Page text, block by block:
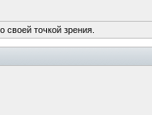
своей точкой зрения.